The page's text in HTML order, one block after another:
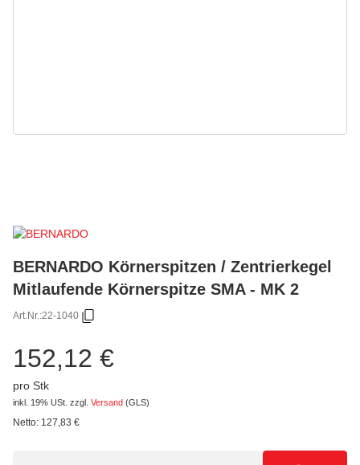
BERNARDO Körnerspitzen / Zentrierkegel
Mitlaufende Körnerspitze SMA - MK 2
Art.Nr.:22-1040
152,12 €
pro Stk
inkl. 19% USt. zzgl. Versand (GLS)
Netto: 127,83 €